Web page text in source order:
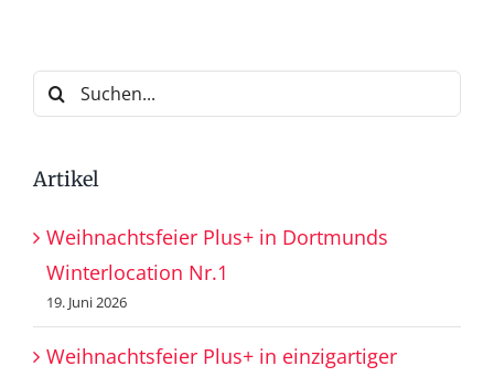
Suche
nach:
Artikel
Weihnachtsfeier Plus+ in Dortmunds
Winterlocation Nr.1
19. Juni 2026
Weihnachtsfeier Plus+ in einzigartiger